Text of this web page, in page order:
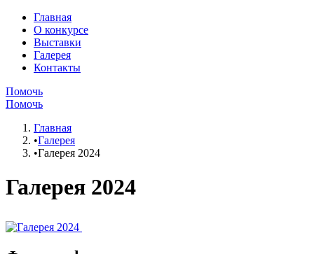
Главная
О конкурсе
Выставки
Галерея
Контакты
Помочь
Помочь
Главная
•Галерея
•Галерея 2024
Галерея 2024